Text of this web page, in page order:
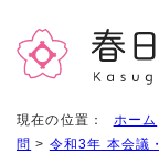
現在の位置： ホーム
問 > 令和3年 本会議